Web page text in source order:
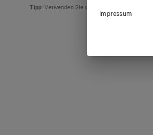
Tipp: Verwenden Sie die Pfeiltasten der
Impressum